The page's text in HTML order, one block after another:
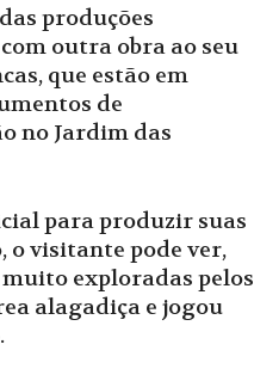
produções
outra obra ao seu
que estão em
de
no Jardim das
para produzir suas
o visitante pode ver,
exploradas pelos
alagadiça e jogou